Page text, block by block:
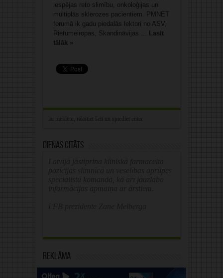
iespējas reto slimību, onkoloģijas un
multiplās sklerozes pacientiem. PMNET
forumā ik gadu piedalās lektori no ASV,
Rietumeiropas, Skandināvijas ... Lasīt
tālāk »
Dienas citāts
Reklāma